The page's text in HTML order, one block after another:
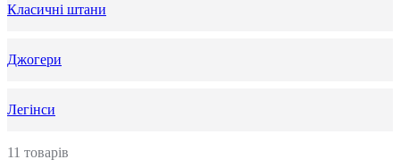
Класичні штани
Джогери
Легінси
11 товарів